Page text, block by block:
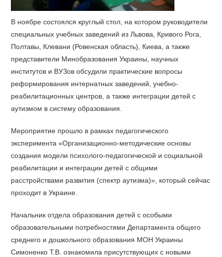
В ноябре состоялся круглый стол, на котором руководители
специальных учебных заведений из Львова, Кривого Рога,
Полтавы, Клевани (Ровенская область), Киева, а также
представители Минобразования Украины, научных
институтов и ВУЗов обсудили практические вопросы
реформирования интернатных заведений, учебно-
реабилитационных центров, а также интеграции детей с
аутизмом в систему образования.
Мероприятие прошло в рамках педагогического
эксперимента «Организационно-методические основы
создания модели психолого-педагогической и социальной
реабилитации и интеграции детей с общими
расстройствами развития (спектр аутизма)», который сейчас
проходит в Украине.
Начальник отдела образования детей с особыми
образовательными потребностями Департамента общего
среднего и дошкольного образования МОН Украины
Симоненко Т.В. ознакомила присутствующих с новыми